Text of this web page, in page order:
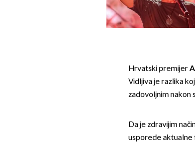
Hrvatski premijer
Vidljiva je razlika
zadovoljnim nakon
Da je zdravijim
usporede aktualne